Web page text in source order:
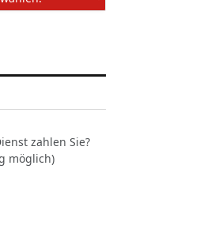
zahlen Sie?
möglich)